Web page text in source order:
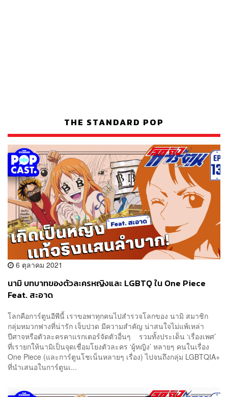
THE STANDARD POP
6 ตุลาคม 2021
นามิ บทบาทของตัวละครหญิงและ LGBTQ ใน One Piece
Feat. สะอาด
โลกคือการ์ตูนอีพีนี้ เราขอพาทุกคนไปสำรวจโลกของ นามิ สมาชิก
กลุ่มหมวกฟางที่น่ารัก เจ็บปวด มีความสำคัญ น่าสนใจไม่แพ้เหล่า
ปีศาจหรือตัวละครคาแรกเตอร์จัดตัวอื่นๆ รวมทั้งประเด็น ‘เรื่องเพศ’
ที่เรายกให้นามิเป็นจุดเชื่อมโยงตัวละคร ‘ผู้หญิง’ หลายๆ คนในเรื่อง
One Piece (และการ์ตูนโชเน็นหลายๆ เรื่อง) ไปจนถึงกลุ่ม LGBTQIA+
ที่นำเสนอในการ์ตูนเ...